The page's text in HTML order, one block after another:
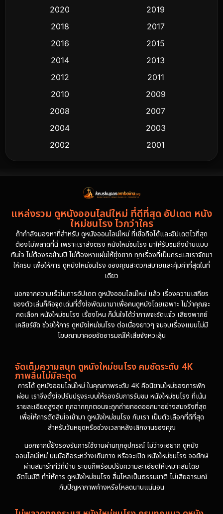
2020
2019
2018
2017
2016
2015
2014
2013
2012
2011
2010
2009
2008
2007
2004
2003
2002
2001
2000
1997
1986
1985
1981
1978
1974
แหล่งรวม ดูหนังออนไลน์ใหม่ ที่ดีที่สุด อัปเดต หนัง
ใหม่ชนโรง ไวกว่าใคร
ถ้ากำลังมองหาที่สำหรับ ดูหนังออนไลน์ใหม่ ที่เชื่อถือได้และอัปเดตไวที่สุด
ต้องไม่พลาดที่นี่ เพราะเราส่งตรง หนังใหม่ชนโรง มาให้รับชมถึงบ้านแบบ
ทันใจ ไม่ต้องรอข้ามปี ไม่ต้องหาแผ่นให้ยุ่งยาก ทุกเรื่องที่เป็นกระแสเราจัดมา
ให้ครบ เพื่อให้การ ดูหนังใหม่ชนโรง ของคุณสะดวกสบายและคุ้มค่าที่สุดในที่
เดียว
นอกจากความเร็วในการอัปเดต ดูหนังออนไลน์ใหม่ แล้ว เรื่องความเสถียร
ของตัวเล่นก็คือจุดเด่นที่ตั้งใจพัฒนามาเพื่อคนดูหนังโดยเฉพาะ ไม่ว่าคุณจะ
กดเลือก หนังใหม่ชนโรง เรื่องไหน ก็มั่นใจได้ว่าภาพจะชัดแจ๋ว เสียงพากย์
เคลียร์ชัด ช่วยให้การ ดูหนังใหม่ชนโรง ต่อเนื่องยาวๆ จนจบเรื่องแบบไม่มี
โฆษณามาคอยขัดอารมณ์ให้เสียจังหวะลุ้น
จัดเต็มความสนุก ดูหนังใหม่ชนโรง คมชัดระดับ 4K
ภาพลื่นไม่มีสะดุด
การได้ ดูหนังออนไลน์ใหม่ ในคุณภาพระดับ 4K คือนิยามใหม่ของการพัก
ผ่อน เราจึงตั้งใจปรับปรุงระบบให้รองรับการรับชม หนังใหม่ชนโรง ที่เน้น
รายละเอียดสูงสุด ทุกฉากทุกตอนจะถูกถ่ายทอดออกมาอย่างสมจริงที่สุด
เพื่อให้การตัดสินใจเข้ามา ดูหนังใหม่ชนโรง กับเรา เป็นตัวเลือกที่ดีที่สุด
สำหรับวันหยุดหรือช่วงเวลาหลังเลิกงานของคุณ
นอกจากนี้ยังรองรับการใช้งานผ่านทุกอุปกรณ์ ไม่ว่าจะอยาก ดูหนัง
ออนไลน์ใหม่ บนมือถือระหว่างเดินทาง หรือจะเปิด หนังใหม่ชนโรง จอยักษ์
ผ่านสมาร์ททีวีที่บ้าน ระบบก็พร้อมปรับความละเอียดให้เหมาะสมโดย
อัตโนมัติ ทำให้การ ดูหนังใหม่ชนโรง ลื่นไหลเป็นธรรมชาติ ไม่เสียอารมณ์
กับปัญหาภาพค้างหรือโหลดนานแน่นอน